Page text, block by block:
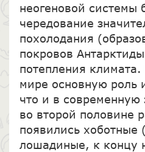
неогеновой системы
чередование
похолодания
покровов
потепления климата.
мире основную роль
что и в современную
во второй половине
появились хоботные
лошадиные, к концу